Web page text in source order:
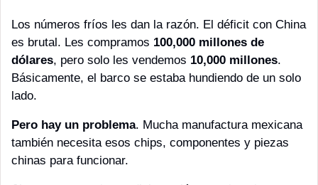
Los números fríos les dan la razón. El déficit con China
es brutal. Les compramos 100,000 millones de
dólares, pero solo les vendemos 10,000 millones.
Básicamente, el barco se estaba hundiendo de un solo
lado.
Pero hay un problema. Mucha manufactura mexicana
también necesita esos chips, componentes y piezas
chinas para funcionar.